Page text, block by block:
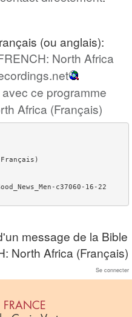
(ou anglais):
North Africa
ce programme
Africa (Français)
c37060-16-22
message de la Bible
North Africa (Français)
Se connecter